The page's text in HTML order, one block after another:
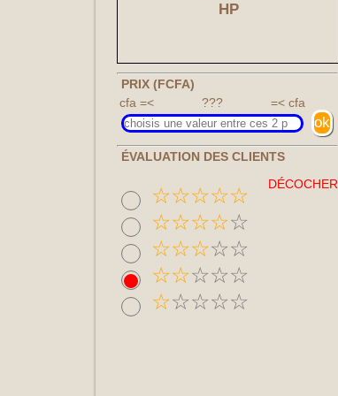
HP
PRIX (FCFA)
cfa =<
??? =< cfa
ÉVALUATION DES CLIENTS
DÉCOCHER
☆☆☆☆☆
☆☆☆☆☆
☆☆☆☆☆
☆☆☆☆☆
☆☆☆☆☆